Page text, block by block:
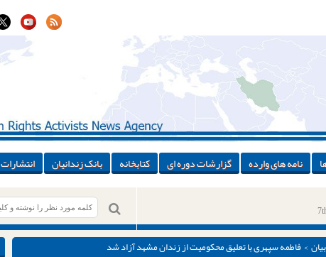
نامه های وارده گزارشات دوره ای کتابخانه بانک زندانیان انتشارات
> فاطمه سپهری با تعلیق محکومیت از زندان مشهد آزاد شد